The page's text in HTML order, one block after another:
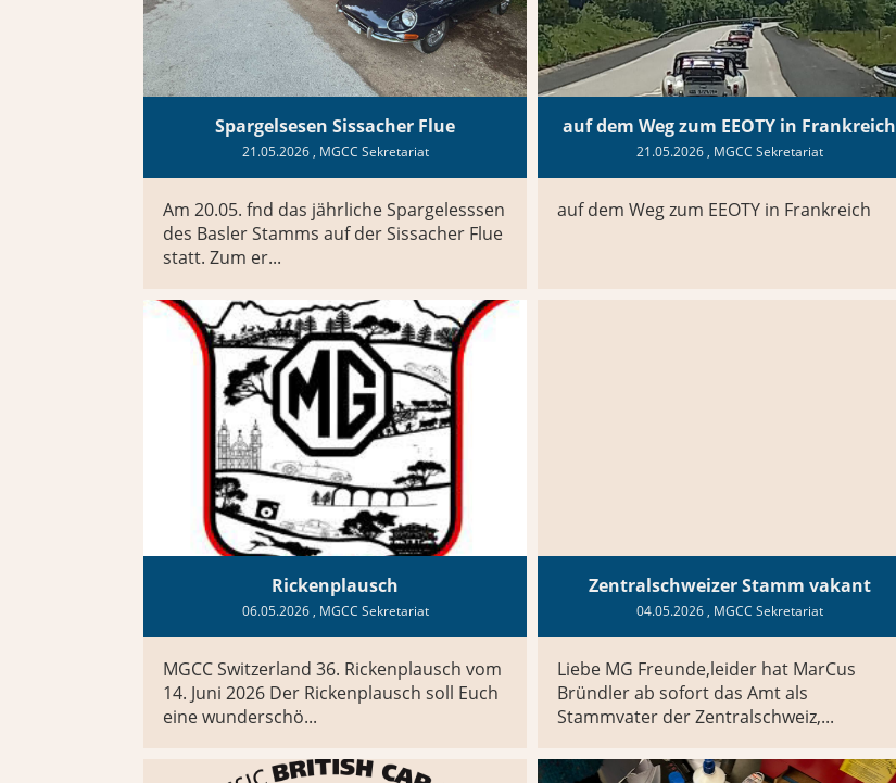
Spargelsesen Sissacher Flue
21.05.2026, MGCC Sekretariat
Am 20.05. fnd das jährliche Spargelesssen
des Basler Stamms auf der Sissacher Flue
statt. Zum er...
auf dem Weg zum EEOTY in Frankreich
21.05.2026, MGCC Sekretariat
auf dem Weg zum EEOTY in Frankreich
Rickenplausch
06.05.2026, MGCC Sekretariat
MGCC Switzerland 36. Rickenplausch vom
14. Juni 2026 Der Rickenplausch soll Euch
eine wunderschö...
Zentralschweizer Stamm vakant
04.05.2026, MGCC Sekretariat
Liebe MG Freunde,leider hat MarCus
Bründler ab sofort das Amt als
Stammvater der Zentralschweiz,...